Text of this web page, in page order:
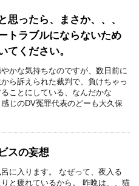
思ったら、まさか、、、
トラブルにならないため
てください。
かな気持ちなのですが、数日前に
ら訴えられた裁判で、負けちゃっ
ことにしている、なんだかな
じのDV冤罪代表のどーも大久保
スの妄想
に入ります。 なぜって、夜入る
と疲れているから。 昨晩は、、猫